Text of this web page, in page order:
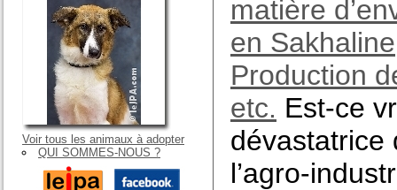
Voir tous les animaux à adopter
QUI SOMMES-NOUS ?
matière
en
Production
etc. Est-ce
dévastatrice
l’agro-